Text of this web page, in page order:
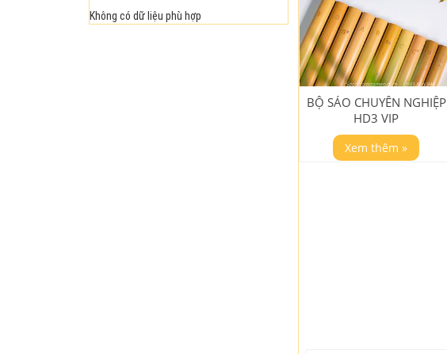
Không có dữ liệu phù hợp
BỘ SÁO CHUYÊN NGHIỆP
HD3 VIP
Xem thêm »